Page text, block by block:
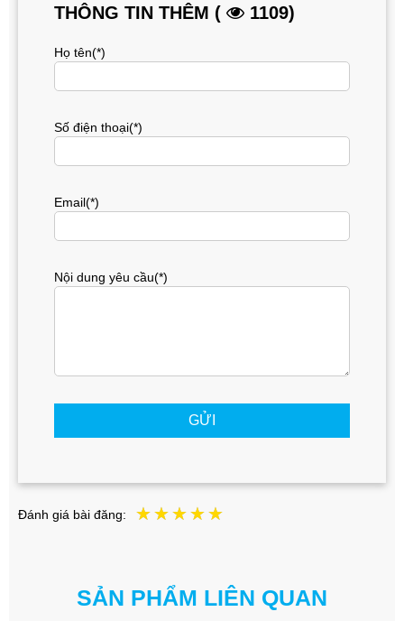
THÔNG TIN THÊM ( 1109)
Họ tên(*)
Số điện thoại(*)
Email(*)
Nội dung yêu cầu(*)
GỬI
Đánh giá bài đăng:
SẢN PHẨM LIÊN QUAN